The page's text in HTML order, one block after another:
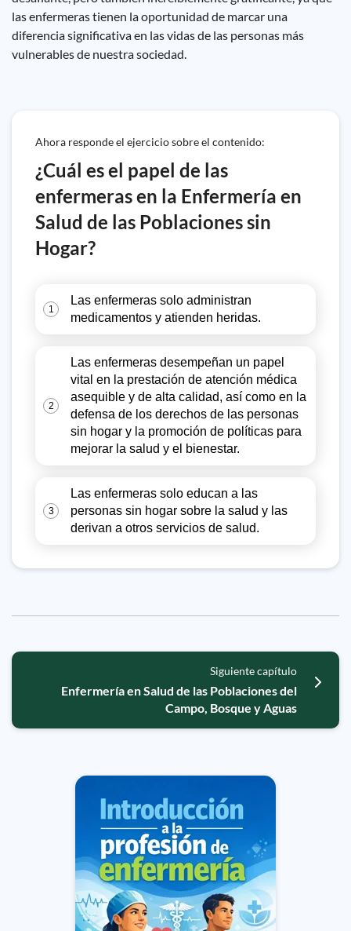
las enfermeras tienen la oportunidad de marcar una
diferencia significativa en las vidas de las personas más
vulnerables de nuestra sociedad.
Ahora responde el ejercicio sobre el contenido:
¿Cuál es el papel de las
enfermeras en la Enfermería en
Salud de las Poblaciones sin
Hogar?
1
Las enfermeras solo administran
medicamentos y atienden heridas.
2
Las enfermeras desempeñan un papel
vital en la prestación de atención médica
asequible y de alta calidad, así como en la
defensa de los derechos de las personas
sin hogar y la promoción de políticas para
mejorar la salud y el bienestar.
3
Las enfermeras solo educan a las
personas sin hogar sobre la salud y las
derivan a otros servicios de salud.
Siguiente capítulo
Enfermería en Salud de las Poblaciones del
Campo, Bosque y Aguas